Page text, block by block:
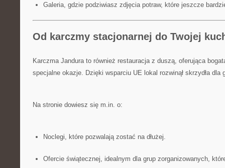
Galeria, gdzie podziwiasz zdjęcia potraw, które jeszcze
Od karczmy stacjonarnej do Twojej
Karczma Jandura to również restauracja z duszą, oferująca
specjalne okazje. Dzięki wsparciu UE lokal rozwinął skrzydła dla
Na stronie dowiesz się m.in. o:
Noclegi, które pozwalają zostać na dłużej.
Ofercie świątecznej, idealnym dla grup zorganizowanych,